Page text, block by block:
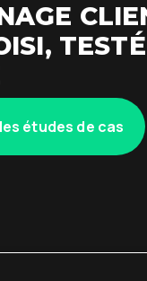
études de cas